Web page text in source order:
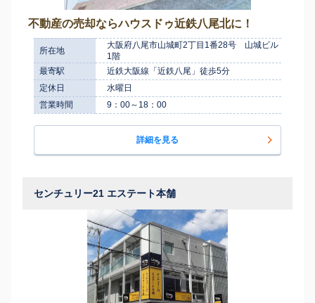
不動産の売却ならハウスドゥ近鉄八尾北に！
所在地
大阪府八尾市山城町2丁目1番28号 山城ビル
1階
最寄駅
近鉄大阪線「近鉄八尾」徒歩5分
定休日
水曜日
営業時間
9：00～18：00
詳細を見る
センチュリー21 エステート本舗